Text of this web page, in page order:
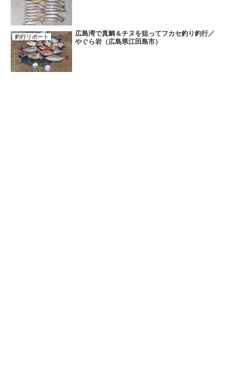
釣行リポート
広島湾で真鯛＆チヌを狙ってフカセ釣り釣行／
やぐら岩（広島県江田島市）